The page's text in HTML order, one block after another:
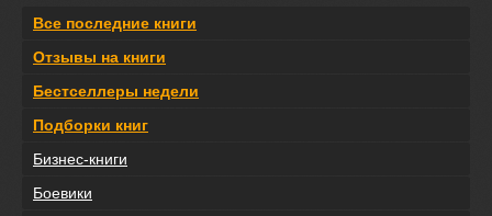
Все последние книги
Отзывы на книги
Бестселлеры недели
Подборки книг
Бизнес-книги
Боевики